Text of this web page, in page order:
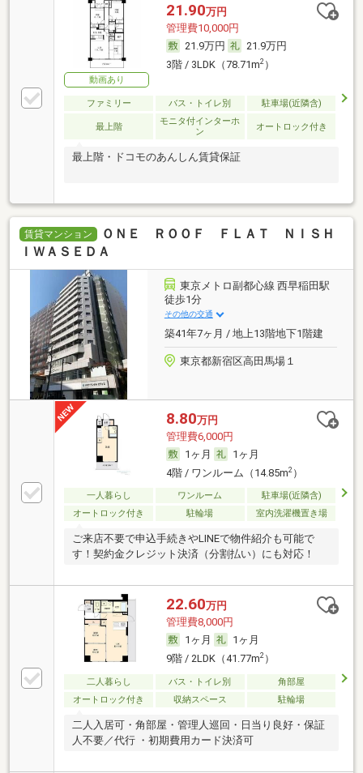
動画あり
21.90万円
管理費10,000円
21.9万円
21.9万円
3階 / 3LDK（78.71m2）
ファミリー バス・トイレ別 駐車場(近隣含)
最上階
モニタ付インターホ
ン
オートロック付き
最上階・ドコモのあんしん賃貸保証
賃貸マンション
ＯＮＥ ＲＯＯＦ ＦＬＡＴ ＮＩＳＨ
ＩＷＡＳＥＤＡ
東京メトロ副都心線 西早稲田駅
徒歩1分
その他の交通
築41年7ヶ月 / 地上13階地下1階建
東京都新宿区高田馬場１
8.80万円
管理費6,000円
1ヶ月
1ヶ月
4階 / ワンルーム（14.85m2）
一人暮らし ワンルーム
駐車場(近隣含)
オートロック付き
駐輪場 室内洗濯機置き場
ご来店不要で申込手続きやLINEで物件紹介も可能で
す！契約金クレジット決済（分割払い）にも対応！
22.60万円
管理費8,000円
1ヶ月
1ヶ月
9階 / 2LDK（41.77m2）
二人暮らし バス・トイレ別
角部屋
オートロック付き
収納スペース 駐輪場
二人入居可・角部屋・管理人巡回・日当り良好・保証
人不要／代行 ・初期費用カード決済可